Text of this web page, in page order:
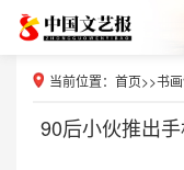
当前位置： 首页>>书
90后小伙推出